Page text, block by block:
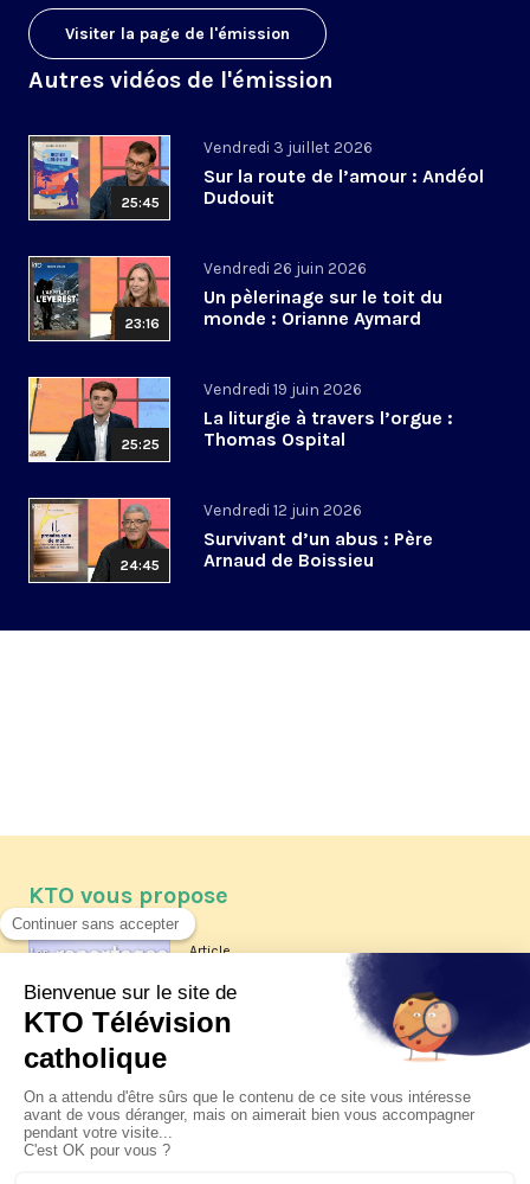
Visiter la page de l'émission
Autres vidéos de l'émission
25:45
Vendredi 3 juillet 2026
Sur la route de l’amour : Andéol
Dudouit
23:16
Vendredi 26 juin 2026
Un pèlerinage sur le toit du
monde : Orianne Aymard
25:25
Vendredi 19 juin 2026
La liturgie à travers l’orgue :
Thomas Ospital
24:45
Vendredi 12 juin 2026
Survivant d’un abus : Père
Arnaud de Boissieu
KTO vous propose
Article
Les reportages d'été 2026 de KTO
La visite pastorale du pape Léon
XIV à Assise à suivre sur KTO le
jeudi 6 août